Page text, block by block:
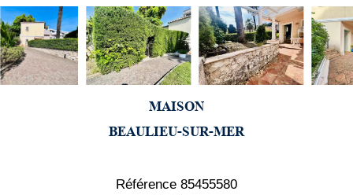
MAISON
BEAULIEU-SUR-MER
Référence 85455580